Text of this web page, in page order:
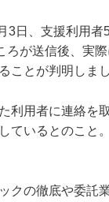
日、支援利用
が送信後、実
ことが判明しまし
利用者に連絡を
ているとのこと
クの徹底や委託